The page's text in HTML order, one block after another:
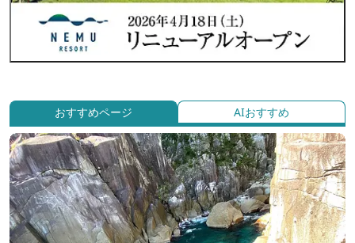
おすすめページ AIおすすめ